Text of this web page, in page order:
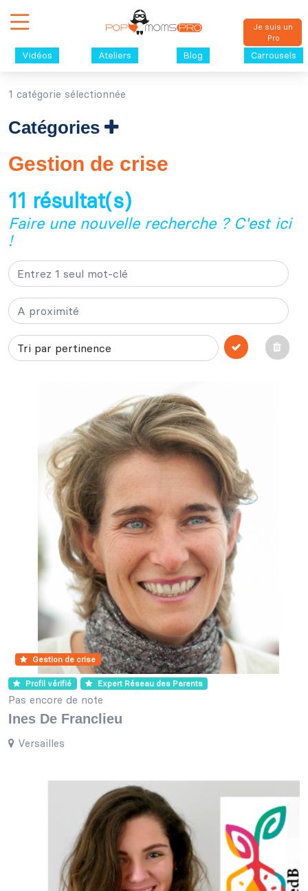
Je suis un
Pro
Vidéos Ateliers Blog Carrousels
1 catégorie sélectionnée
Catégories
Gestion de crise
11 résultat(s)
Faire une nouvelle recherche ? C'est ici
!
Gestion de crise
Profil vérifié Expert Réseau des Parents
Pas encore de note
Ines De Franclieu
Versailles